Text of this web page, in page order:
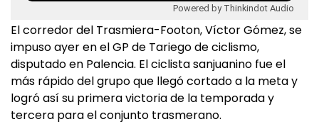
Powered by Thinkindot Audio
El corredor del Trasmiera-Footon, Víctor Gómez, se
impuso ayer en el GP de Tariego de ciclismo,
disputado en Palencia. El ciclista sanjuanino fue el
más rápido del grupo que llegó cortado a la meta y
logró así su primera victoria de la temporada y
tercera para el conjunto trasmerano.